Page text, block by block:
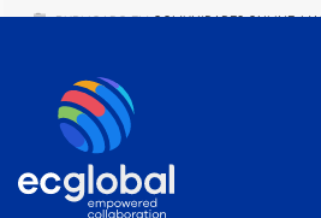
PUBLICADO EM COMUNIDADES ONLINE,